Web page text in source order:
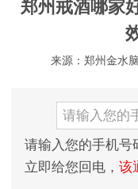
郑州戒酒哪家
来源：郑州金水
请输入您的手机号
立即给您回电， 该